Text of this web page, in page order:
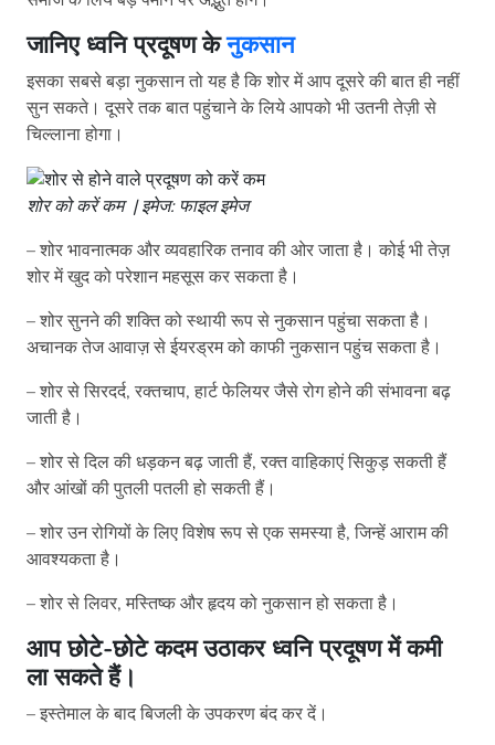
जानिए ध्वनि प्रदूषण केनुकसान
इसका सबसे बड़ा नुकसान तो यह है कि शोर में आप दूसरे की बात ही नहीं
सुन सकते। दूसरे तक बात पहुंचाने के लिये आपको भी उतनी तेज़ी से
चिल्लाना होगा।
शोर को करें कम | इमेज: फाइल इमेज
– शोर भावनात्मक और व्यवहारिक तनाव की ओर जाता है। कोई भी तेज़
शोर में खुद को परेशान महसूस कर सकता है।
– शोर सुनने की शक्ति को स्थायी रूप से नुकसान पहुंचा सकता है।
अचानक तेज आवाज़ से ईयरड्रम को काफी नुकसान पहुंच सकता है।
– शोर से सिरदर्द, रक्तचाप, हार्ट फेलियर जैसे रोग होने की संभावना बढ़
जाती है।
– शोर से दिल की धड़कन बढ़ जाती हैं, रक्त वाहिकाएं सिकुड़ सकती हैं
और आंखों की पुतली पतली हो सकती हैं।
– शोर उन रोगियों के लिए विशेष रूप से एक समस्या है, जिन्हें आराम की
आवश्यकता है।
– शोर से लिवर, मस्तिष्क और हृदय को नुकसान हो सकता है।
आप छोटे-छोटे कदम उठाकर ध्वनि प्रदूषण में कमी
ला सकते हैं।
– इस्तेमाल के बाद बिजली के उपकरण बंद कर दें।